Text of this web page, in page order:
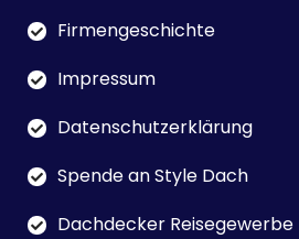
Firmengeschichte
Impressum
Datenschutzerklärung
Spende an Style Dach
Dachdecker Reisegewerbe